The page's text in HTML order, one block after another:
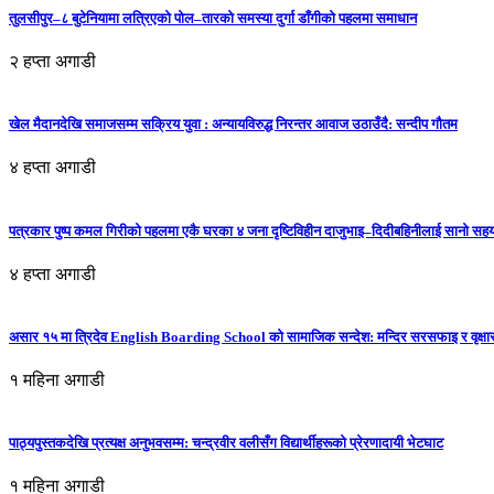
तुलसीपुर–८ बुटेनियामा लत्रिएको पोल–तारको समस्या दुर्गा डाँगीको पहलमा समाधान
२ हप्ता अगाडी
खेल मैदानदेखि समाजसम्म सक्रिय युवा : अन्यायविरुद्ध निरन्तर आवाज उठाउँदै: सन्दीप गौतम
४ हप्ता अगाडी
पत्रकार पुष्प कमल गिरीको पहलमा एकै घरका ४ जना दृष्टिविहीन दाजुभाइ–दिदीबहिनीलाई सानो
४ हप्ता अगाडी
असार १५ मा त्रिदेव English Boarding School को सामाजिक सन्देश: मन्दिर सरसफाइ र
१ महिना अगाडी
पाठ्यपुस्तकदेखि प्रत्यक्ष अनुभवसम्म: चन्द्रवीर वलीसँग विद्यार्थीहरूको प्रेरणादायी भेटघाट
१ महिना अगाडी